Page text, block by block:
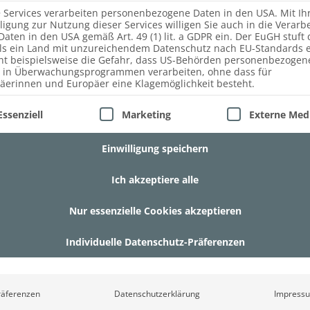
Services verarbeiten personenbezogene Daten in den USA. Mit
zur Nutzung dieser Services willigen Sie auch in die
in den USA gemäß Art. 49 (1) lit. a GDPR ein. Der EuGH stuft
ein Land mit unzureichendem Datenschutz nach EU-Standards
beispielsweise die Gefahr, dass US-Behörden
in Überwachungsprogrammen verarbeiten, ohne dass für
und Europäer eine Klagemöglichkeit besteht.
eine Liste der Service-Gruppen, für die eine
Marketing Externe
Einwilligung speichern
Ich akzeptiere alle
Nur essenzielle Cookies akzeptieren
Individuelle Datenschutz-Präferenzen
Datenschutzerklärung